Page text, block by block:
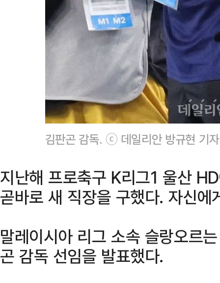
김판곤 감독. ⓒ 데일리안 방규현 기자
지난해 프로축구 K리그1 울산
곧바로 새 직장을 구했다. 자신
말레이시아 리그 소속 슬랑오르
곤 감독 선임을 발표했다.